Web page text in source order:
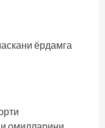
ёрдамга